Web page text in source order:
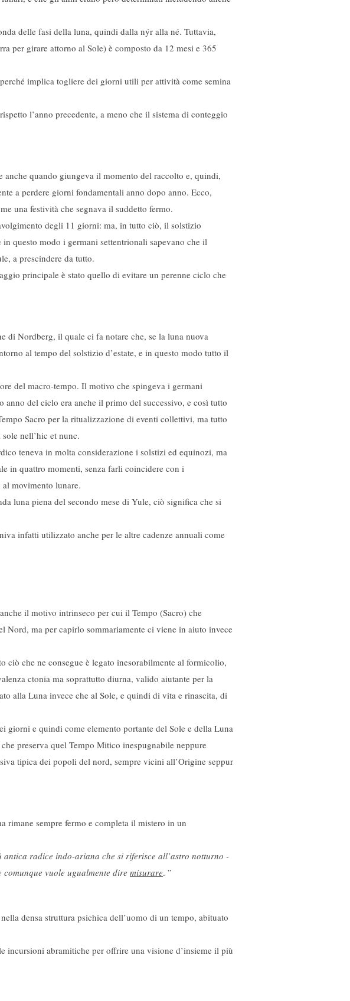
delle fasi della luna, quindi dalla nýr alla né. Tuttavia,
per girare attorno al Sole) è composto da 12 mesi e 365
implica togliere dei giorni utili per attività come semina
l’anno precedente, a meno che il sistema di conteggio
quando giungeva il momento del raccolto e, quindi,
a perdere giorni fondamentali anno dopo anno. Ecco,
una festività che segnava il suddetto fermo.
degli 11 giorni: ma, in tutto ciò, il solstizio
questo modo i germani settentrionali sapevano che il
a prescindere da tutto.
principale è stato quello di evitare un perenne ciclo che
di Nordberg, il quale ci fa notare che, se la luna nuova
al tempo del solstizio d’estate, e in questo modo tutto il
del macro-tempo. Il motivo che spingeva i germani
del ciclo era anche il primo del successivo, e così tutto
Sacro per la ritualizzazione di eventi collettivi, ma tutto
nell’hic et nunc.
teneva in molta considerazione i solstizi ed equinozi, ma
in quattro momenti, senza farli coincidere con i
movimento lunare.
luna piena del secondo mese di Yule, ciò significa che si
infatti utilizzato anche per le altre cadenze annuali come
il motivo intrinseco per cui il Tempo (Sacro) che
Nord, ma per capirlo sommariamente ci viene in aiuto invece
ciò che ne consegue è legato inesorabilmente al formicolio,
ctonia ma soprattutto diurna, valido aiutante per la
alla Luna invece che al Sole, e quindi di vita e rinascita, di
e quindi come elemento portante del Sole e della Luna
preserva quel Tempo Mitico inespugnabile neppure
tipica dei popoli del nord, sempre vicini all’Origine seppur
rimane sempre fermo e completa il mistero in un
radice indo-ariana che si riferisce all’astro notturno -
vuole ugualmente dire​ misurare.​ ”
densa struttura psichica dell’uomo di un tempo, abituato
incursioni abramitiche per offrire una visione d’insieme il più